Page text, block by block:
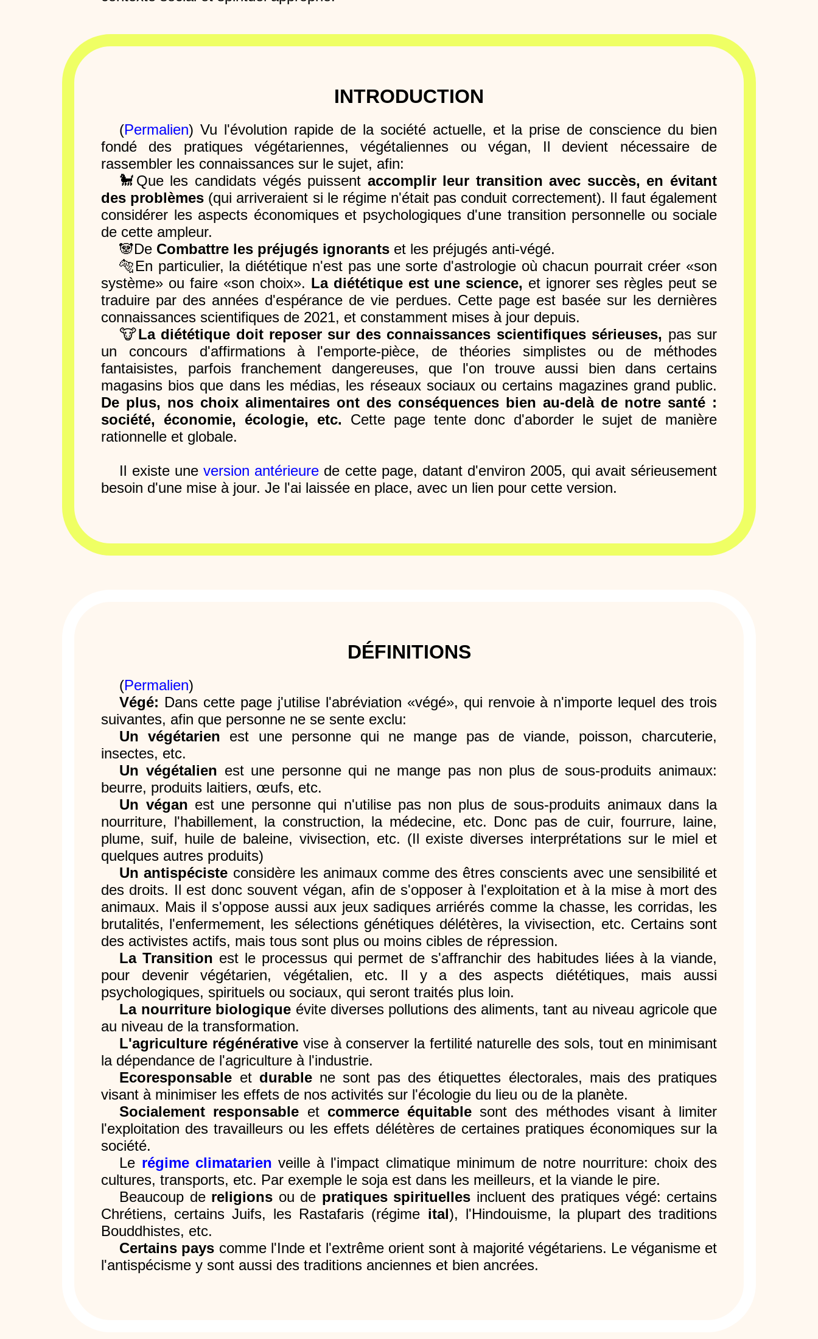
INTRODUCTION
(Permalien) Vu l'évolution rapide de la société actuelle, et la prise de conscience du bien
fondé des pratiques végétariennes, végétaliennes ou végan, Il devient nécessaire de
rassembler les connaissances sur le sujet, afin:
🐩Que les candidats végés puissent accomplir leur transition avec succès, en évitant
des problèmes (qui arriveraient si le régime n'était pas conduit correctement). Il faut également
considérer les aspects économiques et psychologiques d'une transition personnelle ou sociale
de cette ampleur.
🐼De Combattre les préjugés ignorants et les préjugés anti-végé.
🐅En particulier, la diététique n'est pas une sorte d'astrologie où chacun pourrait créer «son
système» ou faire «son choix». La diététique est une science, et ignorer ses règles peut se
traduire par des années d'espérance de vie perdues. Cette page est basée sur les dernières
connaissances scientifiques de 2021, et constamment mises à jour depuis.
🐮La diététique doit reposer sur des connaissances scientifiques sérieuses, pas sur
un concours d'affirmations à l'emporte-pièce, de théories simplistes ou de méthodes
fantaisistes, parfois franchement dangereuses, que l'on trouve aussi bien dans certains
magasins bios que dans les médias, les réseaux sociaux ou certains magazines grand public.
De plus, nos choix alimentaires ont des conséquences bien au-delà de notre santé :
société, économie, écologie, etc. Cette page tente donc d'aborder le sujet de manière
rationnelle et globale.
Il existe une version antérieure de cette page, datant d'environ 2005, qui avait sérieusement
besoin d'une mise à jour. Je l'ai laissée en place, avec un lien pour cette version.
DÉFINITIONS
(Permalien)
Végé: Dans cette page j'utilise l'abréviation «végé», qui renvoie à n'importe lequel des trois
suivantes, afin que personne ne se sente exclu:
Un végétarien est une personne qui ne mange pas de viande, poisson, charcuterie,
insectes, etc.
Un végétalien est une personne qui ne mange pas non plus de sous-produits animaux:
beurre, produits laitiers, œufs, etc.
Un végan est une personne qui n'utilise pas non plus de sous-produits animaux dans la
nourriture, l'habillement, la construction, la médecine, etc. Donc pas de cuir, fourrure, laine,
plume, suif, huile de baleine, vivisection, etc. (Il existe diverses interprétations sur le miel et
quelques autres produits)
Un antispéciste considère les animaux comme des êtres conscients avec une sensibilité et
des droits. Il est donc souvent végan, afin de s'opposer à l'exploitation et à la mise à mort des
animaux. Mais il s'oppose aussi aux jeux sadiques arriérés comme la chasse, les corridas, les
brutalités, l'enfermement, les sélections génétiques délétères, la vivisection, etc. Certains sont
des activistes actifs, mais tous sont plus ou moins cibles de répression.
La Transition est le processus qui permet de s'affranchir des habitudes liées à la viande,
pour devenir végétarien, végétalien, etc. Il y a des aspects diététiques, mais aussi
psychologiques, spirituels ou sociaux, qui seront traités plus loin.
La nourriture biologique évite diverses pollutions des aliments, tant au niveau agricole que
au niveau de la transformation.
L'agriculture régénérative vise à conserver la fertilité naturelle des sols, tout en minimisant
la dépendance de l'agriculture à l'industrie.
Ecoresponsable et durablene sont pas des étiquettes électorales, mais des pratiques
visant à minimiser les effets de nos activités sur l'écologie du lieu ou de la planète.
Socialement responsable et commerce équitablesont des méthodes visant à limiter
l'exploitation des travailleurs ou les effets délétères de certaines pratiques économiques sur la
société.
Le régime climatarien veille à l'impact climatique minimum de notre nourriture: choix des
cultures, transports, etc. Par exemple le soja est dans les meilleurs, et la viande le pire.
Beaucoup de religions ou de pratiques spirituelles incluent des pratiques végé: certains
Chrétiens, certains Juifs, les Rastafaris (régime ital), l'Hindouisme, la plupart des traditions
Bouddhistes, etc.
Certains pays comme l'Inde et l'extrême orient sont à majorité végétariens. Le véganisme et
l'antispécisme y sont aussi des traditions anciennes et bien ancrées.